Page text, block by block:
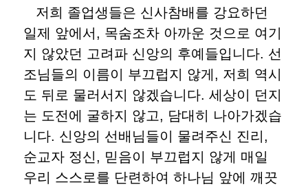
저희 졸업생들은 신사참배를 강요하던
일제 앞에서, 목숨조차 아까운 것으로 여기
지 않았던 고려파 신앙의 후예들입니다. 선
조님들의 이름이 부끄럽지 않게, 저희 역시
도 뒤로 물러서지 않겠습니다. 세상이 던지
는 도전에 굴하지 않고, 담대히 나아가겠습
니다. 신앙의 선배님들이 물려주신 진리,
순교자 정신, 믿음이 부끄럽지 않게 매일
우리 스스로를 단련하여 하나님 앞에 깨끗